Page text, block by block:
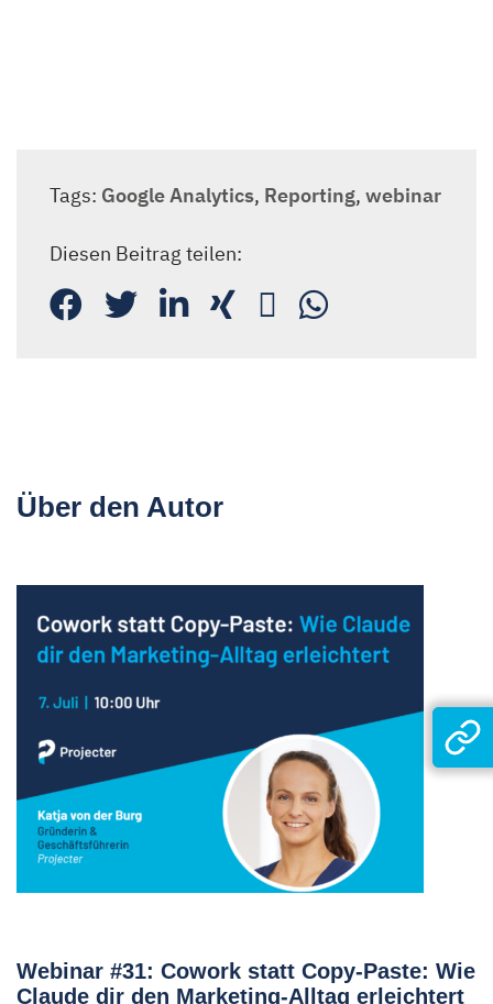
Tags: Google Analytics, Reporting, webinar
Diesen Beitrag teilen:
Über den Autor
Webinar #31: Cowork statt Copy-Paste: Wie
Claude dir den Marketing-Alltag erleichtert